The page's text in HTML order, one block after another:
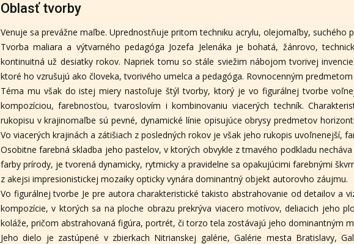
Oblasť tvorby
Venuje sa prevážne maľbe. Uprednostňuje pritom techniku acrylu, olejomaľby, suchého
Tvorba maliara a výtvarného pedagóga Jozefa Jelenáka je bohatá, žánrovo,
kontinuitná už desiatky rokov. Napriek tomu so stále sviežim nábojom tvorivej
ktoré ho vzrušujú ako človeka, tvorivého umelca a pedagóga. Rovnocenným
Téma mu však do istej miery nastoľuje štýl tvorby, ktorý je vo figurálnej tvorbe
kompozíciou, farebnosťou, tvaroslovím i kombinovaniu viacerých techník.
rukopisu v krajinomaľbe sú pevné, dynamické línie opisujúce obrysy predmetov
Vo viacerých krajinách a zátišiach z posledných rokov je však jeho rukopis uvoľnenejší,
Osobitne farebná skladba jeho pastelov, v ktorých obvykle z tmavého podkladu
farby prírody, je tvorená dynamicky, rytmicky a pravidelne sa opakujúcimi farebnými
z akejsi impresionistickej mozaiky opticky vynára dominantný objekt autorovho záujmu.
Vo figurálnej tvorbe Je pre autora charakteristické takisto abstrahovanie od detailov a
kompozície, v ktorých sa na ploche obrazu prekrýva viacero motívov, deliacich jeho
koláže, pričom abstrahovaná figúra, portrét, či torzo tela zostávajú jeho dominantným
Jeho dielo je zastúpené v zbierkach Nitrianskej galérie, Galérie mesta Bratislavy,